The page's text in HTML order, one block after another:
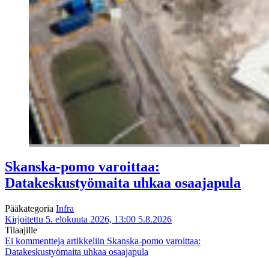
Skanska-pomo varoittaa:
Datakeskustyömaita uhkaa osaajapula
Pääkategoria Infra
Kirjoitettu 5. elokuuta 2026, 13:00 5.8.2026
Tilaajille
Ei kommentteja artikkeliin Skanska-pomo varoittaa:
Datakeskustyömaita uhkaa osaajapula